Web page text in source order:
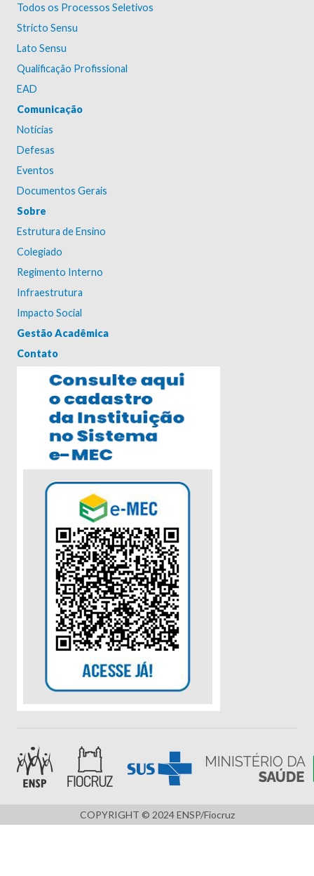
Todos os Processos Seletivos
Stricto Sensu
Lato Sensu
Qualificação Profissional
EAD
Comunicação
Notícias
Defesas
Eventos
Documentos Gerais
Sobre
Estrutura de Ensino
Colegiado
Regimento Interno
Infraestrutura
Impacto Social
Gestão Acadêmica
Contato
COPYRIGHT © 2024 ENSP/Fiocruz